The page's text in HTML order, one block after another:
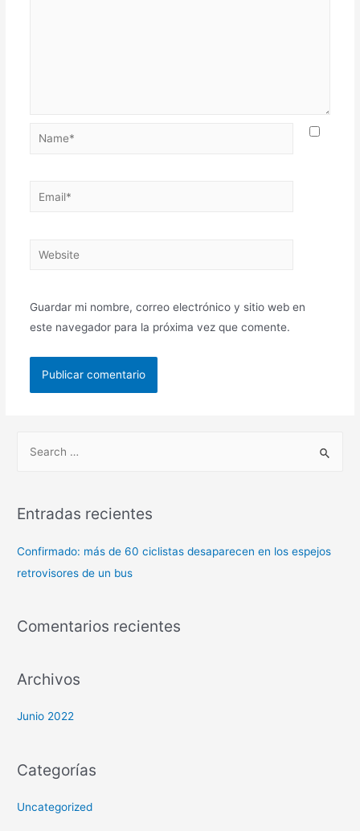
Guardar mi nombre, correo electrónico y sitio web en
este navegador para la próxima vez que comente.
Entradas recientes
Confirmado: más de 60 ciclistas desaparecen en los espejos
retrovisores de un bus
Comentarios recientes
Archivos
Junio 2022
Categorías
Uncategorized